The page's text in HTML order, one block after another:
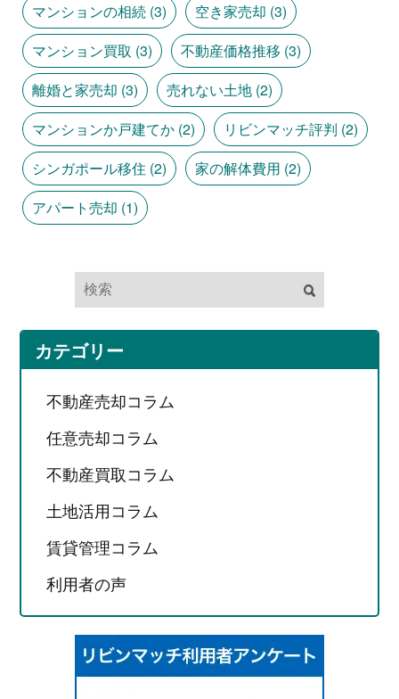
マンションの相続(3) 空き家売却 (3)
マンション買取 (3) 不動産価格推移 (3)
離婚と家売却 (3) 売れない土地(2)
マンションか戸建てか(2) リビンマッチ評判 (2)
シンガポール移住 (2) 家の解体費用 (2)
アパート売却 (1)
カテゴリー
不動産売却コラム
任意売却コラム
不動産買取コラム
土地活用コラム
賃貸管理コラム
利用者の声